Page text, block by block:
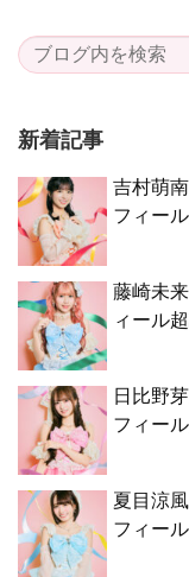
新着記事
吉村萌
フィー
藤崎未
ィール
日比野
フィー
夏目涼
フィー